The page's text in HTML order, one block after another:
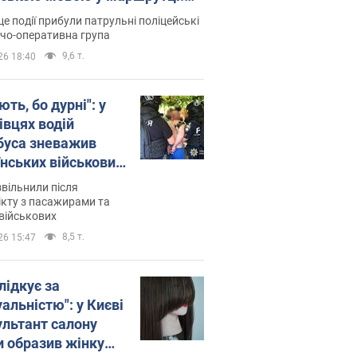
склала адмінпротокол.
події прибули патрульні поліцейські
оперативна група
18:40 9,6 т.
бо дурні": у
водій
зневажив
військових
Відео
після
з пасажирами та
15:47 8,5 т.
за
у Києві
салону
образив жінку